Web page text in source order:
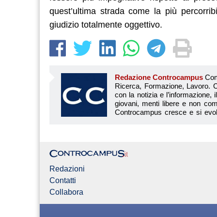
quest’ultima strada come la più
giudizio totalmente oggettivo.
Redazione Controcampus Controcampus è Il magazine più letto dai giovani su: Scuola, Università, Ricerca, Formazione, Lavoro. Controcampus nasce nell’ottobre 2001 con la missione di affiancare con la notizia e l’informazione, il mondo dell’istruzione e dell’università. Il suo cuore pulsante sono i giovani, menti libere e non compromesse da nessun interesse di parte. Il progetto è ambizioso e Controcampus cresce e si evolve arricchendo il proprio staff con nuovi giovani vogliosi di
Redazioni
Contatti
Collabora